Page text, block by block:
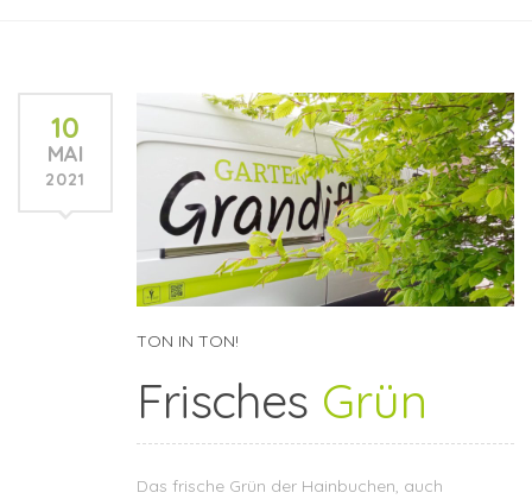
10
MAI
2021
TON IN TON!
Frisches Grün
Das frische Grün der Hainbuchen, auch